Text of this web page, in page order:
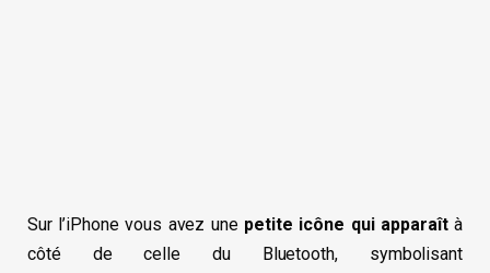
Sur l’iPhone vous avez une petite icône qui apparaîtà
côté de celle du Bluetooth, symbolisant